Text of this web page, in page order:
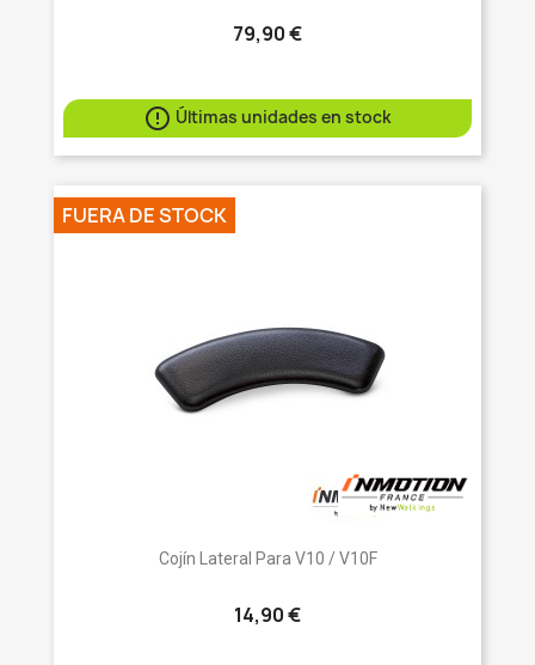
79,90 €
 Últimas unidades en stock
Cojín Lateral Para V10 / V10F
14,90 €
FUERA DE STOCK